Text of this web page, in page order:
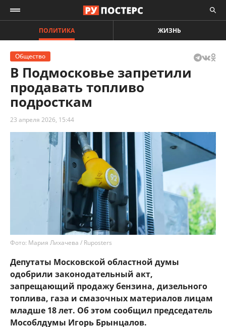
ПОЛИТИКА ЖИЗНЬ
Общество
В Подмосковье запретили
продавать топливо
подросткам
23 апреля 2026, 15:44
Фото: Мария Лихачева / Ruposters
Депутаты Московской областной думы
одобрили законодательный акт,
запрещающий продажу бензина, дизельного
топлива, газа и смазочных материалов лицам
младше 18 лет. Об этом сообщил председатель
Мособлдумы Игорь Брынцалов.